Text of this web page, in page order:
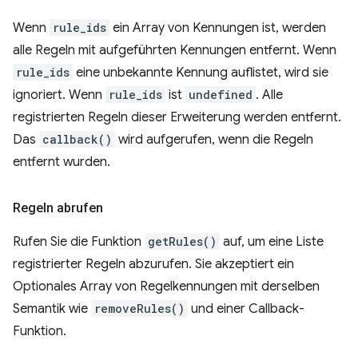
Wenn rule_ids ein Array von Kennungen ist, werden
alle Regeln mit aufgeführten Kennungen entfernt. Wenn
rule_ids eine unbekannte Kennung auflistet, wird sie
ignoriert. Wenn rule_ids ist undefined . Alle
registrierten Regeln dieser Erweiterung werden entfernt.
Das callback() wird aufgerufen, wenn die Regeln
entfernt wurden.
Regeln abrufen
Rufen Sie die Funktion getRules() auf, um eine Liste
registrierter Regeln abzurufen. Sie akzeptiert ein
Optionales Array von Regelkennungen mit derselben
Semantik wie removeRules() und einer Callback-
Funktion.